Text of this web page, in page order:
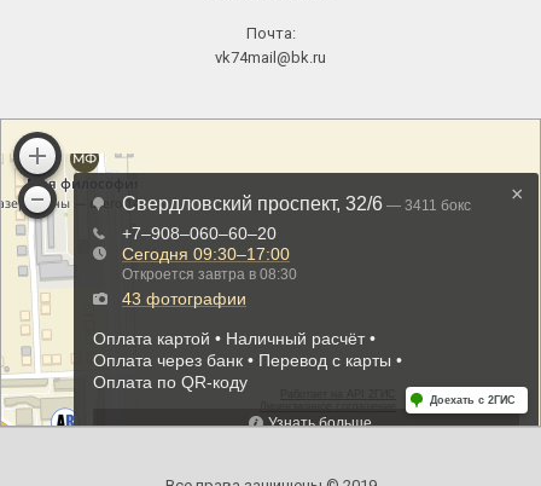
Почта:
vk74mail@bk.ru